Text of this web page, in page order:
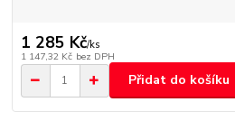
1 285 Kč/ks
1 147,32 Kč bez DPH
Přidat do košíku